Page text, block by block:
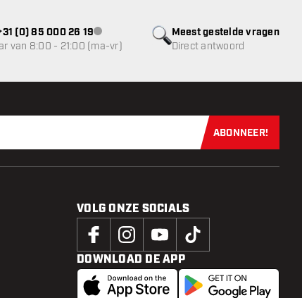
Meest gestelde vragen
Direct antwoord
(0) 85 000 26 19klantenservice niet beschikbaar
van 8:00 - 21:00 (ma-vr)
Schrijf je
ABONNEER!
VOLG ONZE SOCIALS
DOWNLOAD DE APP